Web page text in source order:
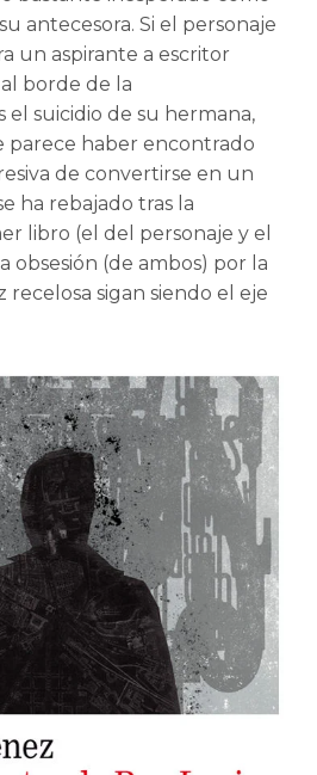
antecesora. Si el personaje
un aspirante a escritor
borde de la
suicidio de su hermana,
parece haber encontrado
de convertirse en un
ha rebajado tras la
libro (el del personaje y el
obsesión (de ambos) por la
recelosa sigan siendo el eje